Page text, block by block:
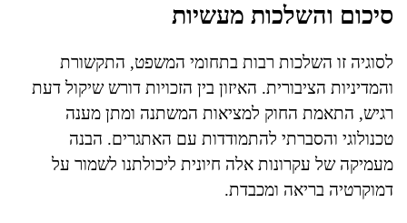
סיכום והשלכות מעשיות
לסוגיה זו השלכות רבות בתחומי המשפט, התקשורת
והמדיניות הציבורית. האיזון בין הזכויות דורש שיקול דעת
רגיש, התאמת החוק למציאות המשתנה ומתן מענה
טכנולוגי והסברתי להתמודדות עם האתגרים. הבנה
מעמיקה של עקרונות אלה חיונית ליכולתנו לשמור על
דמוקרטיה בריאה ומכבדת.